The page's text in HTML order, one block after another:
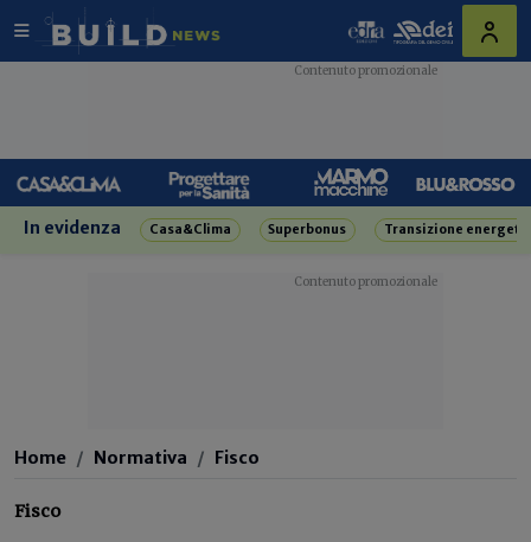
In evidenza Casa&Clima Superbonus Transizione
Home Normativa Fisco
Fisco